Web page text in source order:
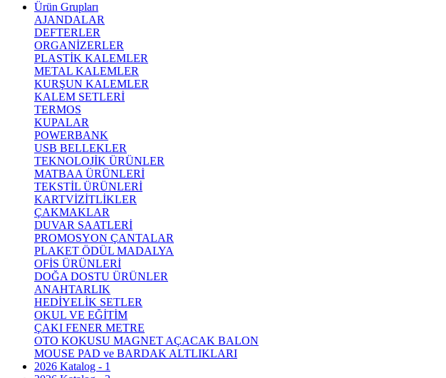
Ürün Grupları
AJANDALAR
DEFTERLER
ORGANİZERLER
PLASTİK KALEMLER
METAL KALEMLER
KURŞUN KALEMLER
KALEM SETLERİ
TERMOS
KUPALAR
POWERBANK
USB BELLEKLER
TEKNOLOJİK ÜRÜNLER
MATBAA ÜRÜNLERİ
TEKSTİL ÜRÜNLERİ
KARTVİZİTLİKLER
ÇAKMAKLAR
DUVAR SAATLERİ
PROMOSYON ÇANTALAR
PLAKET ÖDÜL MADALYA
OFİS ÜRÜNLERİ
DOĞA DOSTU ÜRÜNLER
ANAHTARLIK
HEDİYELİK SETLER
OKUL VE EĞİTİM
ÇAKI FENER METRE
OTO KOKUSU MAGNET AÇACAK BALON
MOUSE PAD ve BARDAK ALTLIKLARI
2026 Katalog - 1